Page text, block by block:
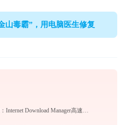
山毒霸”，用电脑医生修复
IDM下载工具使用教程：Internet Download Manager高速下载与视频抓取完全指南